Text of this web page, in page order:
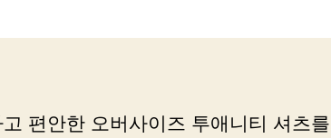
끝
종
편안한 오버사이즈 투애니티 셔츠